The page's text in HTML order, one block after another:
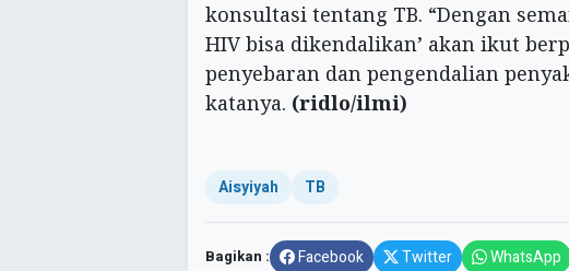
konsultasi tentang TB. “Dengan
HIV bisa dikendalikan’ akan ikut
penyebaran dan pengendalian
katanya. (ridlo/ilmi)
Aisyiyah TB
Bagikan : Facebook Twitter WhatsApp